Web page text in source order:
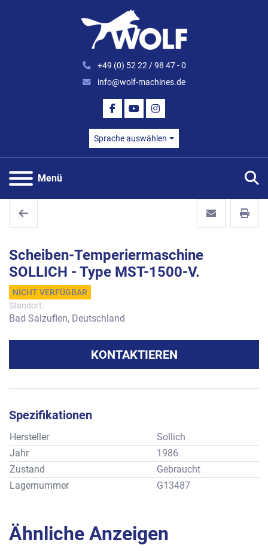
+49 (0) 52 22 / 98 47 - 0
info@wolf-machines.de
FACEBOOK
YOUTUBEINSTAGRAM
Sprache auswählen
Menü
Scheiben-Temperiermaschine
SOLLICH - Type MST-1500-V.
NICHT VERFÜGBAR
Standort:
Bad Salzuflen, Deutschland
KONTAKTIEREN
Spezifikationen
Hersteller
Sollich
Jahr
1986
Zustand
Gebraucht
Lagernummer
G13487
Ähnliche Anzeigen